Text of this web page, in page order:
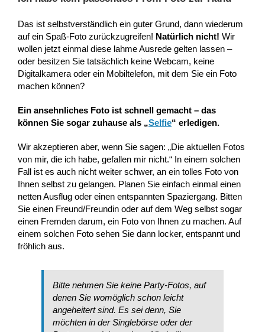
Das ist selbstverständlich ein guter Grund, dann wiederum
auf ein Spaß-Foto zurückzugreifen! Natürlich nicht! Wir
wollen jetzt einmal diese lahme Ausrede gelten lassen –
oder besitzen Sie tatsächlich keine Webcam, keine
Digitalkamera oder ein Mobiltelefon, mit dem Sie ein Foto
machen können?
Ein ansehnliches Foto ist schnell gemacht – das
können Sie sogar zuhause als „Selfie“ erledigen.
Wir akzeptieren aber, wenn Sie sagen: „Die aktuellen Fotos
von mir, die ich habe, gefallen mir nicht.“ In einem solchen
Fall ist es auch nicht weiter schwer, an ein tolles Foto von
Ihnen selbst zu gelangen. Planen Sie einfach einmal einen
netten Ausflug oder einen entspannten Spaziergang. Bitten
Sie einen Freund/Freundin oder auf dem Weg selbst sogar
einen Fremden darum, ein Foto von Ihnen zu machen. Auf
einem solchen Foto sehen Sie dann locker, entspannt und
fröhlich aus.
Bitte nehmen Sie keine Party-Fotos, auf
denen Sie womöglich schon leicht
angeheitert sind. Es sei denn, Sie
möchten in der Singlebörse oder der